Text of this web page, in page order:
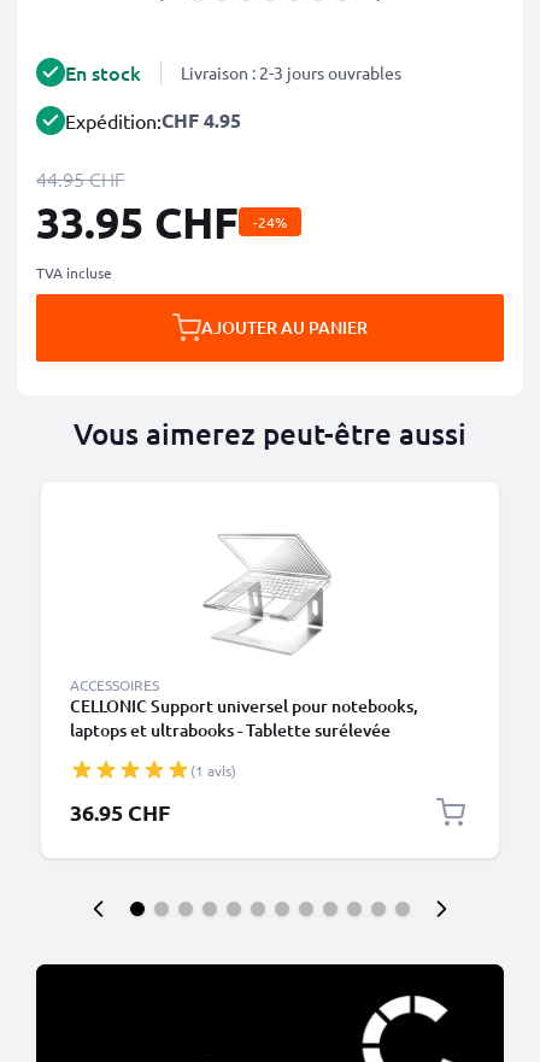
En stock Livraison : 2-3 jours ouvrables
Expédition:CHF 4.95
44.95 CHF
33.95 CHF -24%
TVA incluse
AJOUTER AU PANIER
Vous aimerez peut-être aussi
ACCESSOIRES
CELLONIC Support universel pour notebooks,
laptops et ultrabooks - Tablette surélevée
aluminium léger de 26 cm
(1 avis)
36.95 CHF